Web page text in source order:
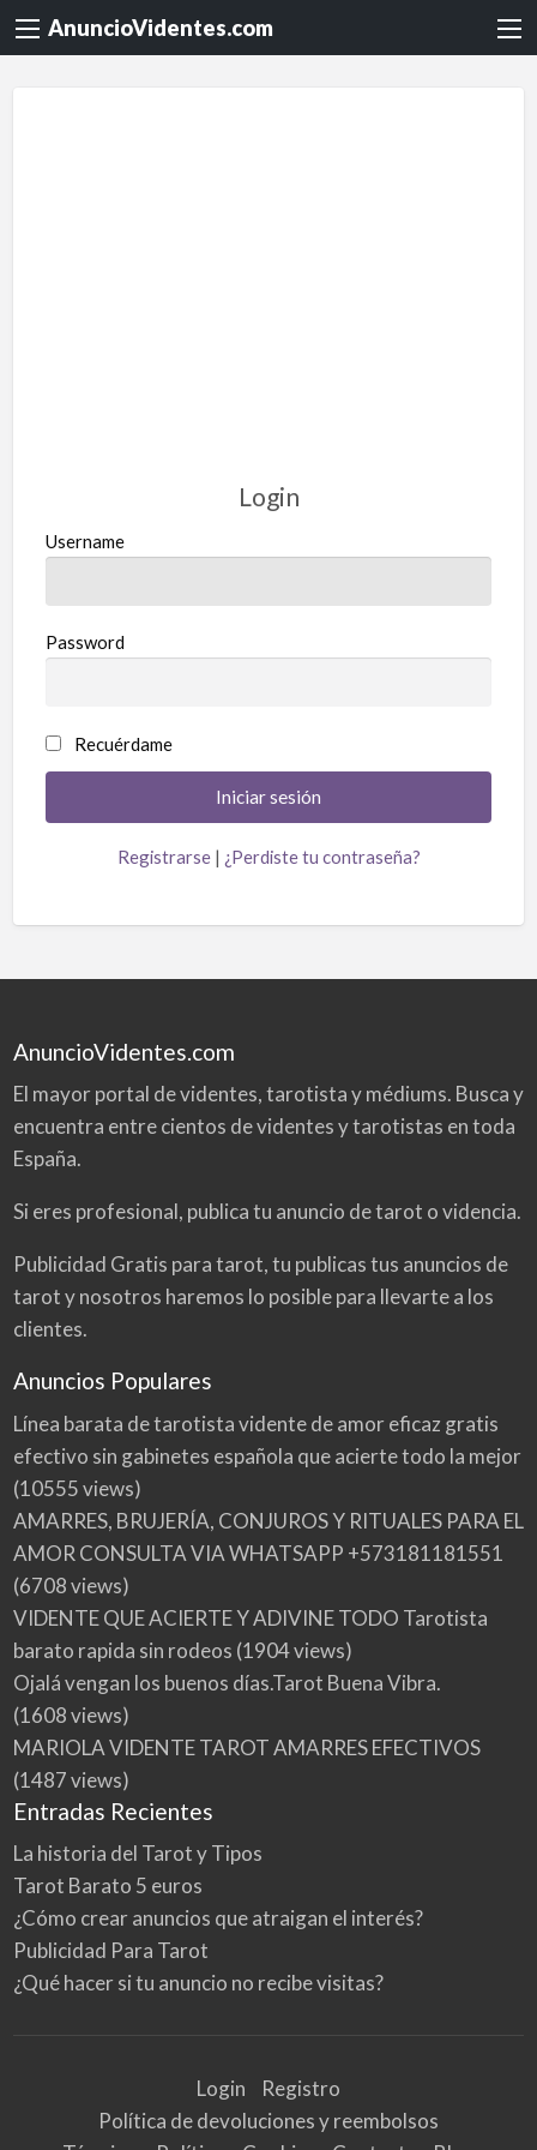
AnuncioVidentes.com
Login
Username
Password
Recuérdame
Registrarse| ¿Perdiste tu contraseña?
AnuncioVidentes.com
El mayor portal de videntes, tarotista y médiums. Busca y
encuentra entre cientos de videntes y tarotistas en toda
España.
Si eres profesional, publica tu anuncio de tarot o videncia.
Publicidad Gratis para tarot, tu publicas tus anuncios de
tarot y nosotros haremos lo posible para llevarte a los
clientes.
Anuncios Populares
Línea barata de tarotista vidente de amor eficaz gratis
efectivo sin gabinetes española que acierte todo la mejor
(10555 views)
AMARRES, BRUJERÍA, CONJUROS Y RITUALES PARA EL
AMOR CONSULTA VIA WHATSAPP +573181181551
(6708 views)
VIDENTE QUE ACIERTE Y ADIVINE TODO Tarotista
barato rapida sin rodeos (1904 views)
Ojalá vengan los buenos días.Tarot Buena Vibra.
(1608 views)
MARIOLA VIDENTE TAROT AMARRES EFECTIVOS
(1487 views)
Entradas Recientes
La historia del Tarot y Tipos
Tarot Barato 5 euros
¿Cómo crear anuncios que atraigan el interés?
Publicidad Para Tarot
¿Qué hacer si tu anuncio no recibe visitas?
Login
Registro
Política de devoluciones y reembolsos